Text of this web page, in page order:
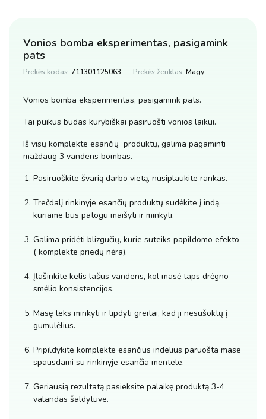
Vonios bomba eksperimentas, pasigamink
pats
Prekės kodas: 711301125063 Prekės ženklas: Magy
Vonios bomba eksperimentas, pasigamink pats.
Tai puikus būdas kūrybiškai pasiruošti vonios laikui.
Iš visų komplekte esančių produktų, galima pagaminti
maždaug 3 vandens bombas.
Pasiruoškite švarią darbo vietą, nusiplaukite rankas.
Trečdalį rinkinyje esančių produktų sudėkite į indą,
kuriame bus patogu maišyti ir minkyti.
Galima pridėti blizgučių, kurie suteiks papildomo efekto
( komplekte priedų nėra).
Įlašinkite kelis lašus vandens, kol masė taps drėgno
smėlio konsistencijos.
Masę teks minkyti ir lipdyti greitai, kad ji nesušoktų į
gumulėlius.
Pripildykite komplekte esančius indelius paruošta mase
spausdami su rinkinyje esančia mentele.
Geriausią rezultatą pasieksite palaikę produktą 3-4
valandas šaldytuve.